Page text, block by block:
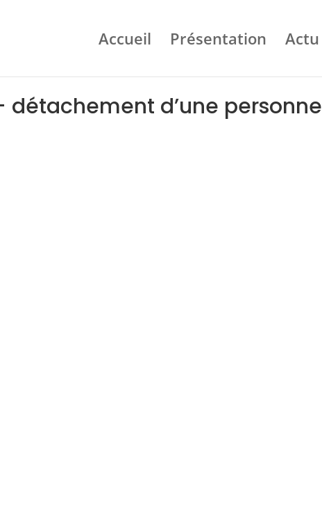
Accueil Présentation Actu
détachement d’une personne